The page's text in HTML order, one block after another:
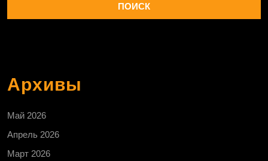
Архивы
Май 2026
Апрель 2026
Март 2026